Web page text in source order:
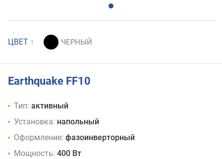
ЦВЕТ 1
Earthquake FF10
Тип: активный
Установка: напольный
Оформление: фазоинверторный
Мощность: 400 Вт